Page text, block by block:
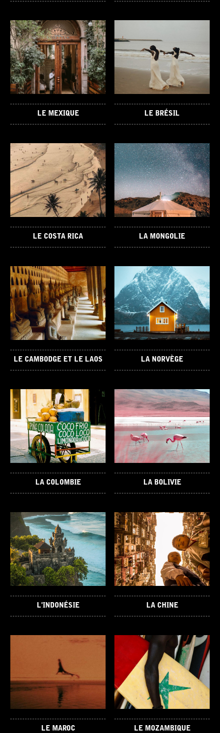
LE MEXIQUE LE BRÉSIL
LE COSTA RICA LA MONGOLIE
LE CAMBODGE ET LE LAOS LA NORVÈGE
LA COLOMBIE LA BOLIVIE
L'INDONÉSIE LA CHINE
LE MAROC LE MOZAMBIQUE